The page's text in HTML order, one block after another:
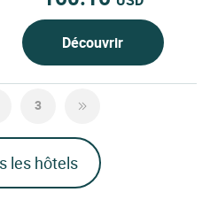
Découvrir
3
les hôtels